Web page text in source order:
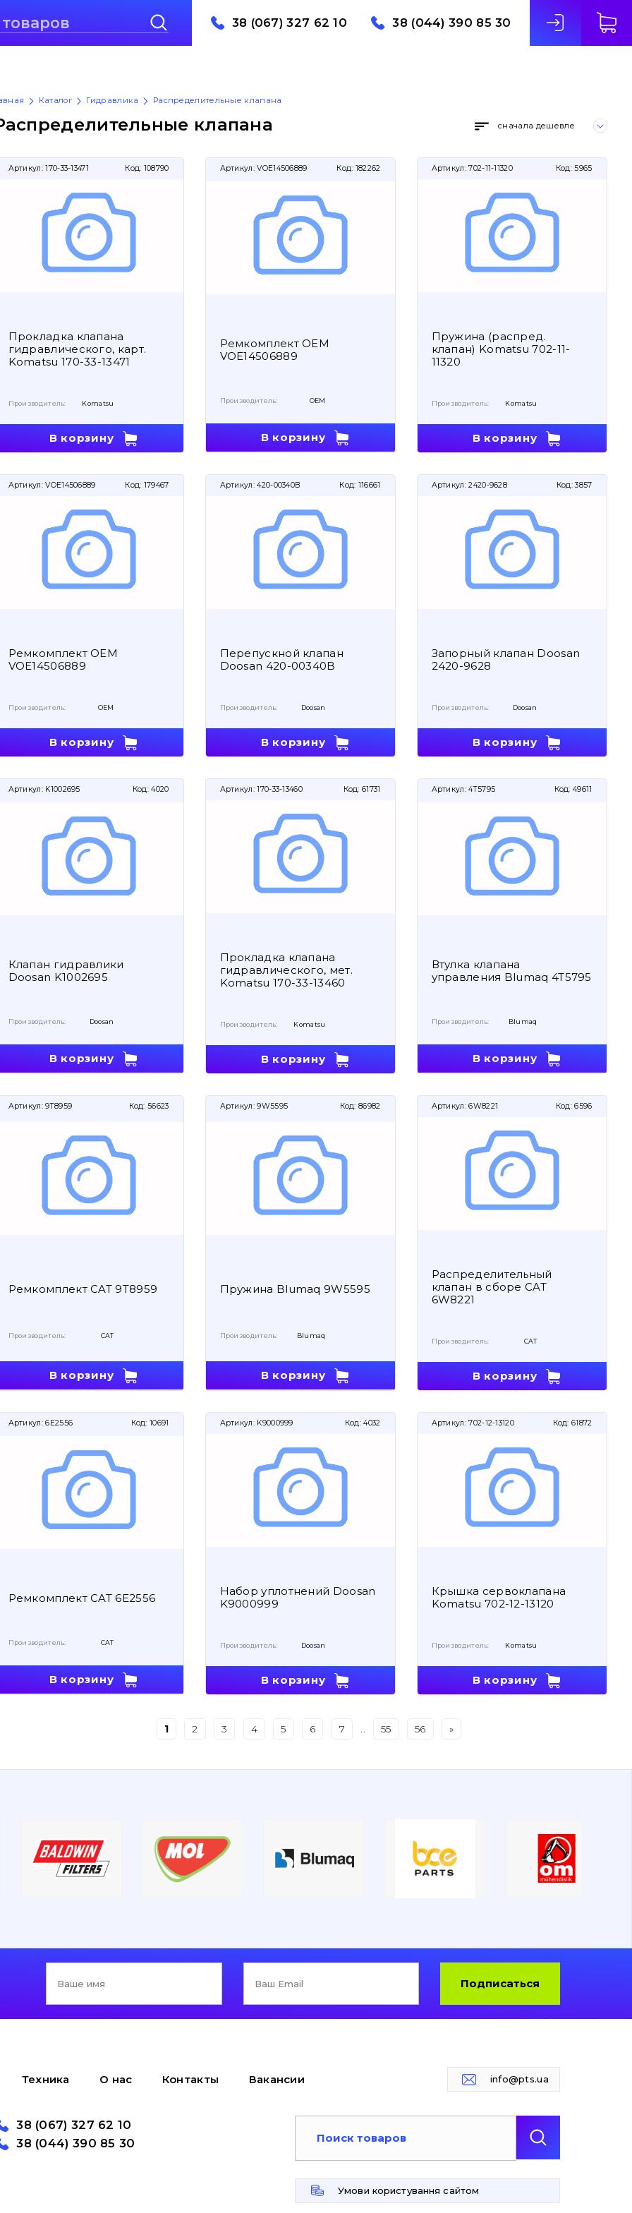
38 (067) 327 62 10 38 (044) 390 85 30
Каталог Гидравлика Распределительные клапана
клапана сначала дешевле
Артикул: 170-33-13471 Код: 108790
Прокладка клапана
гидравлического, карт.
Komatsu 170-33-13471
Производитель: Komatsu
В корзину
Артикул: VOE14506889 Код: 182262
Ремкомплект OEM
VOE14506889
Производитель: OEM
В корзину
Артикул: 702-11-11320 Код: 5965
Пружина (распред.
клапан) Komatsu 702-11-
11320
Производитель: Komatsu
В корзину
Артикул: VOE14506889 Код: 179467
Ремкомплект OEM
VOE14506889
Производитель: OEM
В корзину
Артикул: 420-00340B Код: 116661
Перепускной клапан
Doosan 420-00340B
Производитель: Doosan
В корзину
Артикул: 2420-9628 Код: 3857
Запорный клапан Doosan
2420-9628
Производитель: Doosan
В корзину
Артикул: K1002695 Код: 4020
Клапан гидравлики
Doosan K1002695
Производитель: Doosan
В корзину
Артикул: 170-33-13460 Код: 61731
Прокладка клапана
гидравлического, мет.
Komatsu 170-33-13460
Производитель: Komatsu
В корзину
Артикул: 4T5795 Код: 49611
Втулка клапана
управления Blumaq 4T5795
Производитель: Blumaq
В корзину
Артикул: 9T8959 Код: 56623
Ремкомплект CAT 9T8959
Производитель: CAT
В корзину
Артикул: 9W5595 Код: 86982
Пружина Blumaq 9W5595
Производитель: Blumaq
В корзину
Артикул: 6W8221 Код: 6596
Распределительный
клапан в сборе CAT
6W8221
Производитель: CAT
В корзину
Артикул: 6E2556 Код: 10691
Ремкомплект CAT 6E2556
Производитель: CAT
В корзину
Артикул: K9000999 Код: 4032
Набор уплотнений Doosan
K9000999
Производитель: Doosan
В корзину
Артикул: 702-12-13120 Код: 61872
Крышка сервоклапана
Komatsu 702-12-13120
Производитель: Komatsu
В корзину
1 2 3 4 5 6 7 55 56 »
Подписаться
Техника О нас Контакты Вакансии info@pts.ua
38 (067) 327 62 10
38 (044) 390 85 30
Умови користування сайтом